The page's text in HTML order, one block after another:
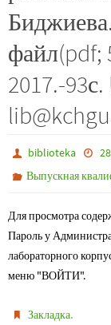
файл(pdf;
2017.-
biblioteka
Выпускная
Для просмотра
Пароль у
лабораторного
меню "ВОЙТИ".
Закладка.